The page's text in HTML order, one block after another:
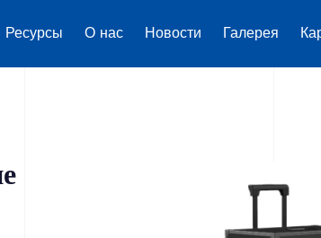
Ресурсы О нас Новости Галерея